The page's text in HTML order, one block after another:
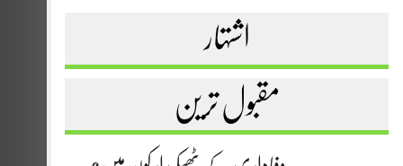
اشتہار
مقبول ترین